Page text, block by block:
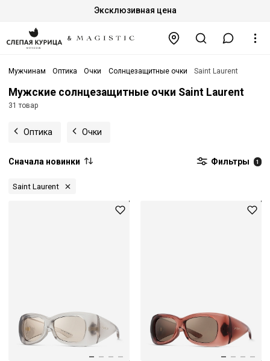
Эксклюзивная цена
Мужчинам Оптика Очки Солнцезащитные очки Saint Laurent
Мужские солнцезащитные очки Saint Laurent
31 товар
Оптика Очки
Сначала новинки Фильтры 1
Saint Laurent